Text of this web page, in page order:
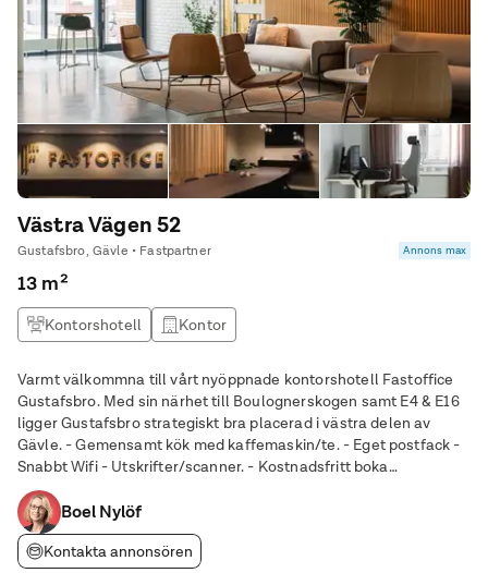
Västra Vägen 52
Gustafsbro, Gävle • Fastpartner Annons max
13 m²
Kontorshotell Kontor
Varmt välkommna till vårt nyöppnade kontorshotell Fastoffice
Gustafsbro. Med sin närhet till Boulognerskogen samt E4 & E16
ligger Gustafsbro strategiskt bra placerad i västra delen av
Gävle. - Gemensamt kök med kaffemaskin/te. - Eget postfack -
Snabbt Wifi - Utskrifter/scanner. - Kostnadsfritt boka
konferensrum. - Sophantering ingår i hyran - Städning av
allmänna utrymmen. - Fri parkering
Boel Nylöf
Kontakta annonsören